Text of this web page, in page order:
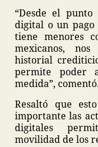
“Desde el
digital o un pago
tiene menores
mexicanos,
historial
permite poder
medida”, comentó.
Resaltó que
importante las
digitales
movilidad de los